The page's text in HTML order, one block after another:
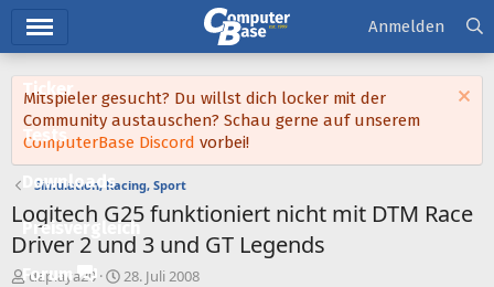
Ticker
Tests
Downloads
Preisvergleich
Forum
Anmelden
Mitspieler gesucht? Du willst dich locker mit der
Community austauschen? Schau gerne auf unserem
ComputerBase Discord vorbei!
Simulation, Racing, Sport
Logitech G25 funktioniert nicht mit DTM Race
Driver 2 und 3 und GT Legends
E
daplaya20
E
28. Juli 2008